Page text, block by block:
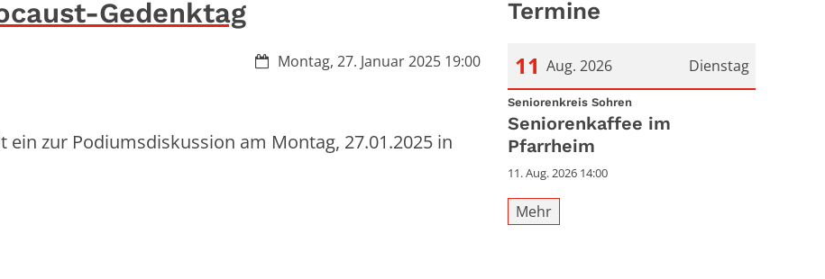
Gedenktag
Datum:Montag, 27. Januar 2025 19:00
zur Podiumsdiskussion am Montag, 27.01.2025 in
Termine
Dienstag
11 Aug. 2026
Datum: 11. August 2026
Seniorenkreis Sohren:
Seniorenkaffee im
Pfarrheim
11. Aug. 2026 14:00
Mehr